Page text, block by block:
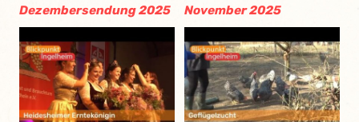
Dezembersendung 2025 November 2025